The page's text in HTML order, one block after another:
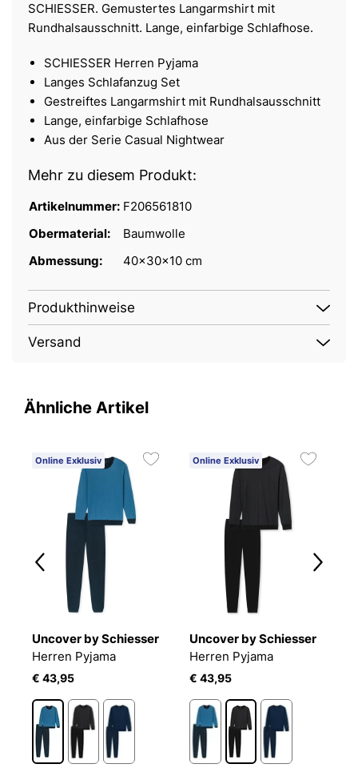
SCHIESSER. Gemustertes Langarmshirt mit
Rundhalsausschnitt. Lange, einfarbige Schlafhose.
SCHIESSER Herren Pyjama
Langes Schlafanzug Set
Gestreiftes Langarmshirt mit Rundhalsausschnitt
Lange, einfarbige Schlafhose
Aus der Serie Casual Nightwear
Mehr zu diesem Produkt:
Artikelnummer: F206561810
Obermaterial:
Baumwolle
Abmessung:
40x30x10 cm
Produkthinweise
Versand
Ähnliche Artikel
Online Exklusiv
Uncover by Schiesser
Herren Pyjama
€ 43,95
Online Exklusiv
Uncover by Schiesser
Herren Pyjama
€ 43,95